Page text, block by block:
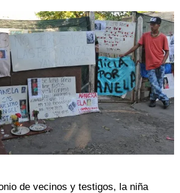
de vecinos y testigos, la niña